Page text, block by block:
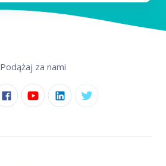
Podążaj za nami